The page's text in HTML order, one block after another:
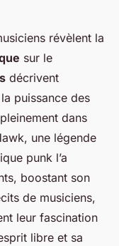
révèlent la
sur le
décrivent
puissance des
dans
une légende
punk l’a
boostant son
de musiciens,
leur fascination
libre et sa